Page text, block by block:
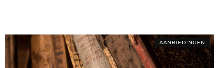
AANBIEDINGEN